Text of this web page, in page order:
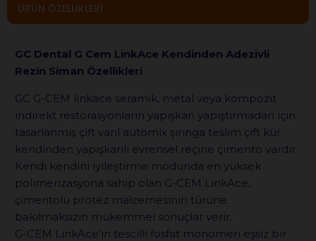
ÜRÜN ÖZELLIKLERI
GC Dental G Cem LinkAce Kendinden Adezivli
Rezin Siman Özellikleri
GC G-CEM linkace seramik, metal veya kompozit
indirekt restorasyonların yapışkan yapıştırmadan için
tasarlanmış çift varil automix şırınga teslim çift kür
kendinden yapışkanlı evrensel reçine çimento vardır.
Kendi kendini iyileştirme modunda en yüksek
polimerizasyona sahip olan G-CEM LinkAce,
çimentolu protez malzemesinin türüne
bakılmaksızın mükemmel sonuçlar verir.
G-CEM LinkAce'in tescilli fosfat monomeri eşsiz bir